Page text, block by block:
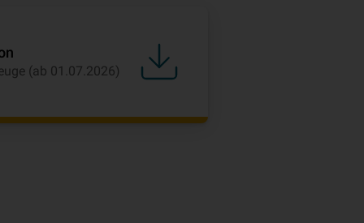
(ab 01.07.2026)